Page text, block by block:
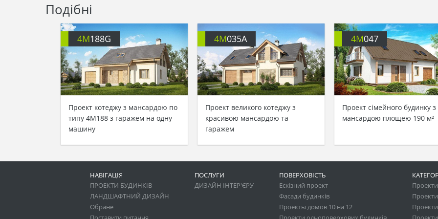
Подібні
4M188G
Проект котеджу з мансардою по
типу 4M188 з гаражем на одну
машину
4M035A
Проект великого котеджу з
красивою мансардою та
гаражем
4M047
Проект сімейного будинку з
мансардою площею 190 м²
НАВІГАЦІЯ
ПРОЕКТИ БУДИНКІВ
ЛАНДШАФТНИЙ ДИЗАЙН
Обране
ПОСЛУГИ
ДИЗАЙН ІНТЕР'ЄРУ
ПОВЕРХОВІСТЬ
Ескізний проект
Фасади будинків
Проекты домов 10 на 12
Проекти